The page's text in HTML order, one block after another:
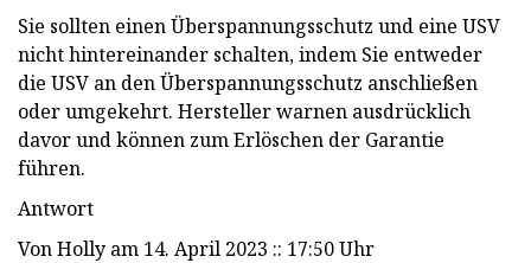
Sie sollten einen Überspannungsschutz und eine USV
nicht hintereinander schalten, indem Sie entweder
die USV an den Überspannungsschutz anschließen
oder umgekehrt. Hersteller warnen ausdrücklich
davor und können zum Erlöschen der Garantie
führen.
Antwort
Von Holly am 14. April 2023 :: 17:50 Uhr